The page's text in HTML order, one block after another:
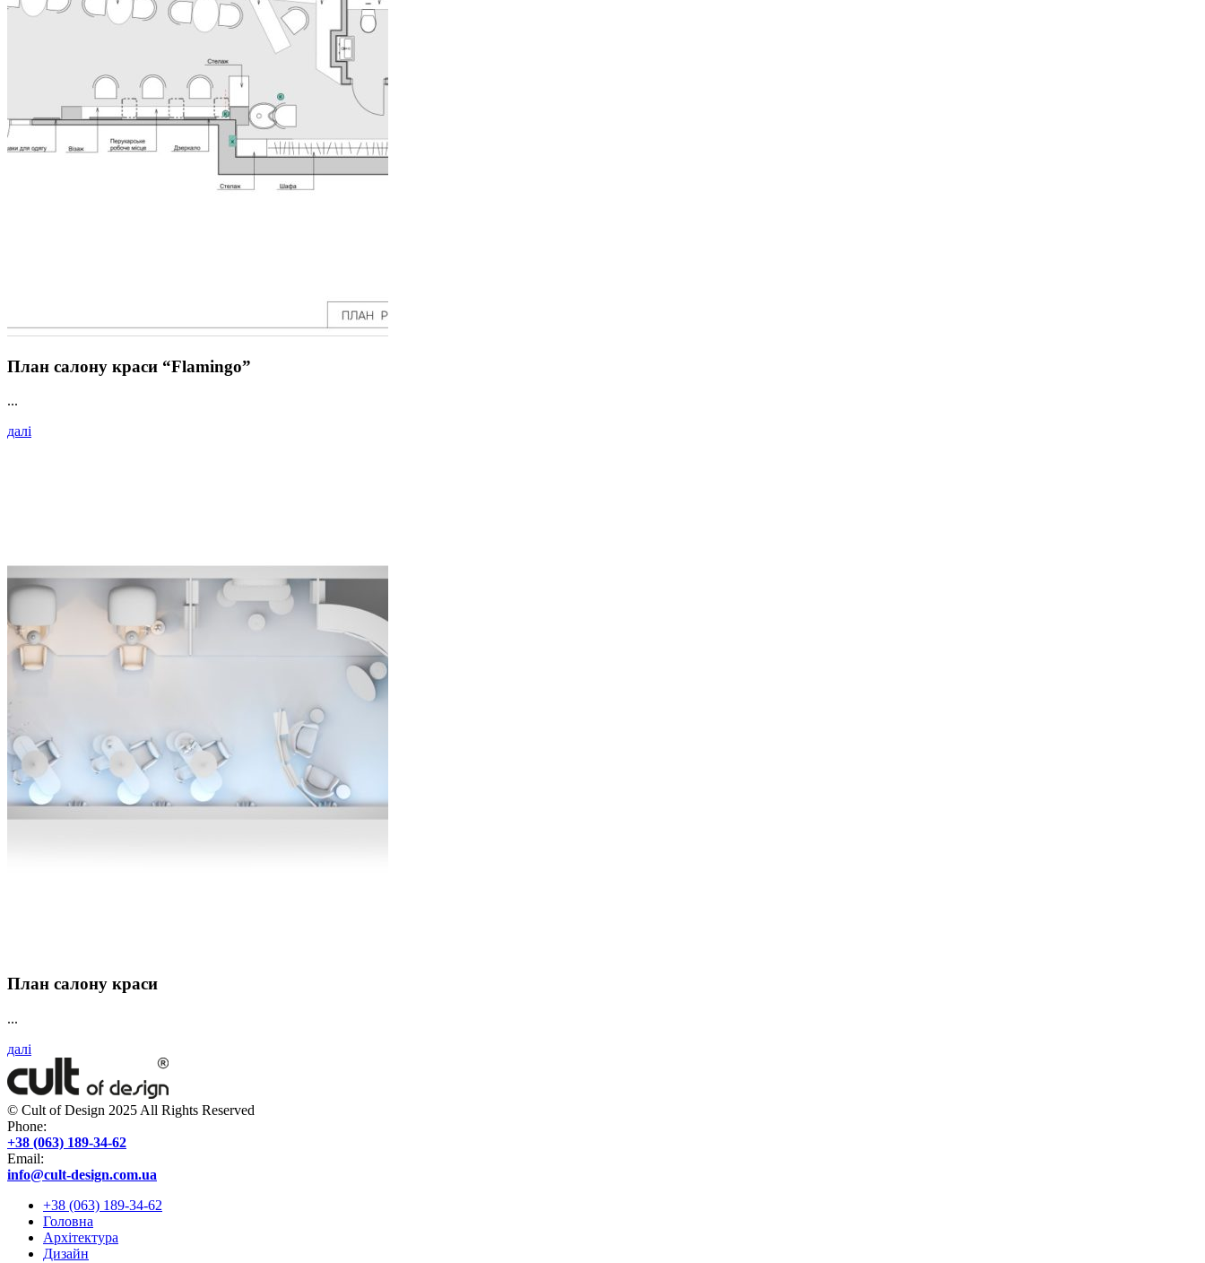
План салону краси “Flamingo”
...
далі
План салону краси
...
далі
© Cult of Design 2025 All Rights Reserved
Phone:
+38 (063) 189-34-62
Email:
info@cult-design.com.ua
+38 (063) 189-34-62
Головна
Архітектура
Дизайн